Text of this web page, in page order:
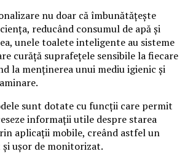
nu doar că îmbunătățește
reducând consumul de apă și
unele toalete inteligente au sisteme
curăță suprafețele sensibile la fiecare
la menținerea unui mediu igienic și
sunt dotate cu funcții care permit
informații utile despre starea
aplicații mobile, creând astfel un
ușor de monitorizat.